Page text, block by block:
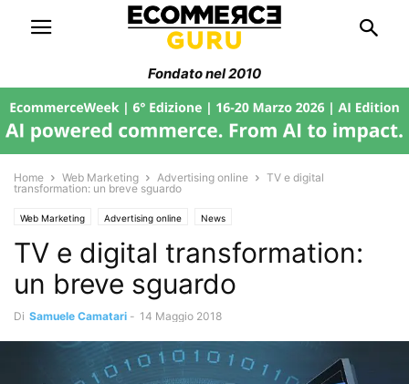
Fondato nel 2010
Home Web Marketing Advertising online
TV e digital
transformation: un breve sguardo
Web Marketing Advertising online News
TV e digital transformation:
un breve sguardo
Di Samuele Camatari - 14 Maggio 2018